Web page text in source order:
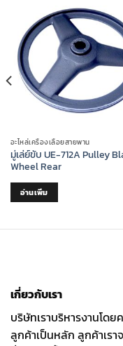
อะไหล่เครื่องเลื่อยสายพาน
มู่เล่ย์ขับ UE-712A Pulley
Wheel Rear
อ่านเพิ่ม
เกี่ยวกับเรา
บริษัทเราบริหารงานโดย
ลูกค้าเป็นหลัก ลูกค้าเรา